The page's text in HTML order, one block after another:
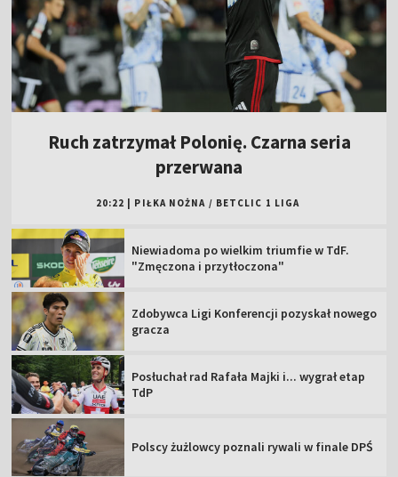
Ruch zatrzymał Polonię. Czarna seria
przerwana
20:22 PIŁKA NOŻNA / BETCLIC 1 LIGA
Niewiadoma po wielkim triumfie w TdF.
"Zmęczona i przytłoczona"
Zdobywca Ligi Konferencji pozyskał nowego
gracza
Posłuchał rad Rafała Majki i... wygrał etap
TdP
Polscy żużlowcy poznali rywali w finale DPŚ